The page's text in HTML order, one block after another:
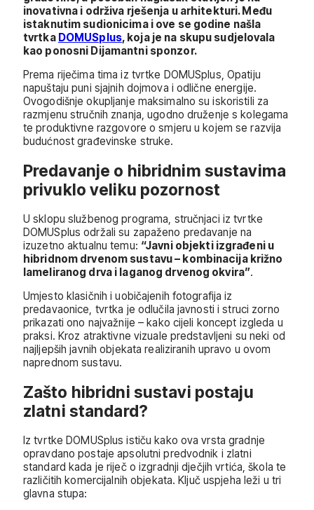
inovativna i održiva rješenja u arhitekturi. Među
istaknutim sudionicima i ove se godine našla
tvrtka DOMUSplus, koja je na skupu sudjelovala
kao ponosni Dijamantni sponzor.
Prema riječima tima iz tvrtke DOMUSplus, Opatiju
napuštaju puni sjajnih dojmova i odlične energije.
Ovogodišnje okupljanje maksimalno su iskoristili za
razmjenu stručnih znanja, ugodno druženje s kolegama
te produktivne razgovore o smjeru u kojem se razvija
budućnost građevinske struke.
Predavanje o hibridnim sustavima
privuklo veliku pozornost
U sklopu službenog programa, stručnjaci iz tvrtke
DOMUSplus održali su zapaženo predavanje na
izuzetno aktualnu temu: “Javni objekti izgrađeni u
hibridnom drvenom sustavu – kombinacija križno
lameliranog drva i laganog drvenog okvira”.
Umjesto klasičnih i uobičajenih fotografija iz
predavaonice, tvrtka je odlučila javnosti i struci zorno
prikazati ono najvažnije – kako cijeli koncept izgleda u
praksi. Kroz atraktivne vizuale predstavljeni su neki od
najljepših javnih objekata realiziranih upravo u ovom
naprednom sustavu.
Zašto hibridni sustavi postaju
zlatni standard?
Iz tvrtke DOMUSplus ističu kako ova vrsta gradnje
opravdano postaje apsolutni predvodnik i zlatni
standard kada je riječ o izgradnji dječjih vrtića, škola te
različitih komercijalnih objekata. Ključ uspjeha leži u tri
glavna stupa: